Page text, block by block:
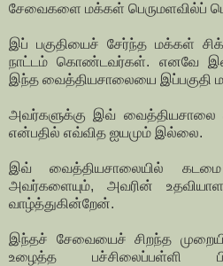
சேவைகளை மக்கள் பெருமளவில்ப்
இப் பகுதியைச் சேர்ந்த மக்கள்
நாட்டம் கொண்டவர்கள். எனவே
இந்த வைத்தியசாலையை இப்பகுதி
அவர்களுக்கு இவ் வைத்தியசாலை
என்பதில் எவ்வித ஐயமும் இல்லை.
இவ் வைத்தியசாலையில் கடமை
அவர்களையும், அவரின்
வாழ்த்துகின்றேன்.
இந்தச் சேவையைச் சிறந்த
உழைத்த பச்சிலைப்பள்ளி